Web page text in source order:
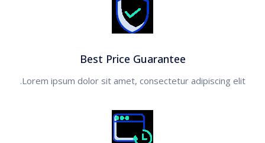
Best Price Guarantee
Lorem ipsum dolor sit amet, consectetur adipiscing elit.